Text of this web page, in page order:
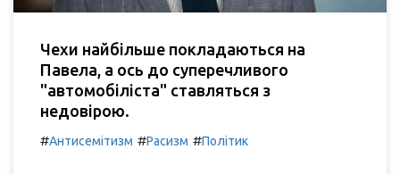
Чехи найбільше покладаються на
Павела, а ось до суперечливого
"автомобіліста" ставляться з
недовірою.
#Антисемітизм #Расизм #Політик